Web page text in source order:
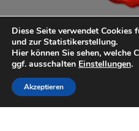
Diese Seite verwendet Cookies
und zur Statistikerstellung.
Hier können Sie sehen, welche
ggf. ausschalten Einstellungen.
Akzeptieren